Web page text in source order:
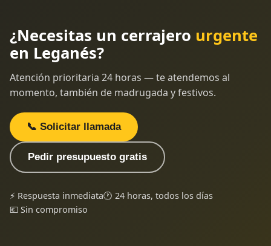
¿Necesitas un cerrajero urgente
en Leganés?
Atención prioritaria 24 horas — te atendemos al
momento, también de madrugada y festivos.
📞 Solicitar llamada
Pedir presupuesto gratis
⚡ Respuesta inmediata🕐 24 horas, todos los días
💶 Sin compromiso